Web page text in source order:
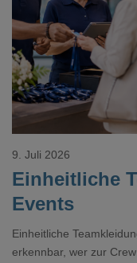
Einheitliche
Events
9. Juli 2026
Einheitliche
erkennbar, wer zur